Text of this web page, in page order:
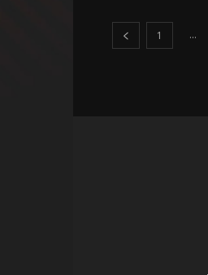
1 ...